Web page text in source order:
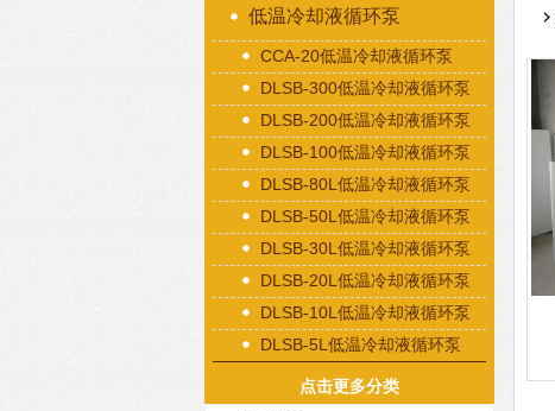
低温冷却液循环泵
CCA-20低温冷却液循环泵
DLSB-300低温冷却液循环泵
DLSB-200低温冷却液循环泵
DLSB-100低温冷却液循环泵
DLSB-80L低温冷却液循环泵
DLSB-50L低温冷却液循环泵
DLSB-30L低温冷却液循环泵
DLSB-20L低温冷却液循环泵
DLSB-10L低温冷却液循环泵
DLSB-5L低温冷却液循环泵
点击更多分类